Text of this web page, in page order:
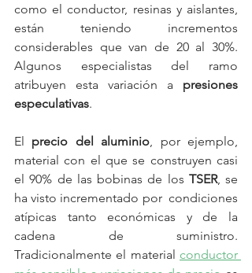
como el conductor, resinas y aislantes,
están teniendo incrementos
considerables que van de 20 al 30%.
Algunos especialistas del ramo
atribuyen esta variación a presiones
especulativas.
El precio del aluminio , por ejemplo,
material con el que se construyen casi
el 90% de las bobinas de los TSER, se
ha visto incrementado por  condiciones
atípicas tanto económicas y de la
cadena de suministro.
Tradicionalmente el material conductor